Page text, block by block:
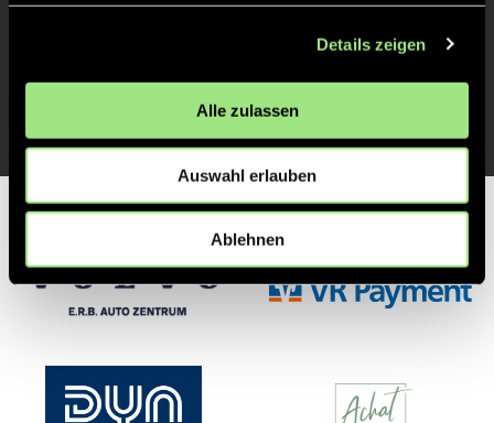
Details zeigen
Alle zulassen
Auswahl erlauben
Ablehnen
Partner